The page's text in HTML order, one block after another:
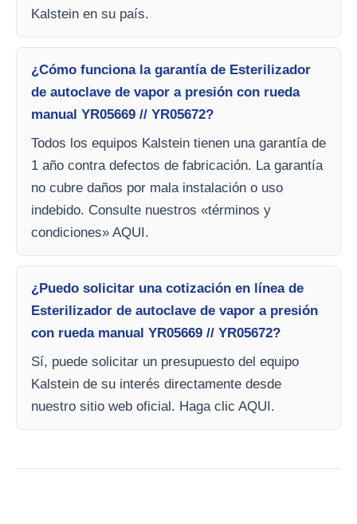
Kalstein en su país.
¿Cómo funciona la garantía de Esterilizador
de autoclave de vapor a presión con rueda
manual YR05669 // YR05672?
Todos los equipos Kalstein tienen una garantía de
1 año contra defectos de fabricación. La garantía
no cubre daños por mala instalación o uso
indebido. Consulte nuestros «términos y
condiciones» AQUI.
¿Puedo solicitar una cotización en línea de
Esterilizador de autoclave de vapor a presión
con rueda manual YR05669 // YR05672?
Sí, puede solicitar un presupuesto del equipo
Kalstein de su interés directamente desde
nuestro sitio web oficial. Haga clic AQUI.